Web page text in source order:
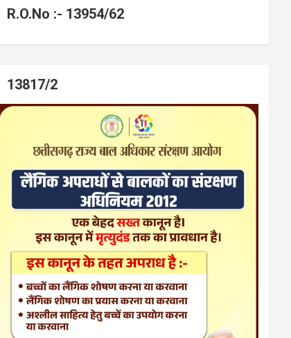
R.O.No :- 13954/62
13817/2